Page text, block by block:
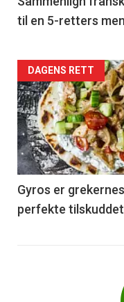
til en 5-retters
Forsiden
akkurat
nå
-
6
DAGENS RETT
Gyros er
perfekte